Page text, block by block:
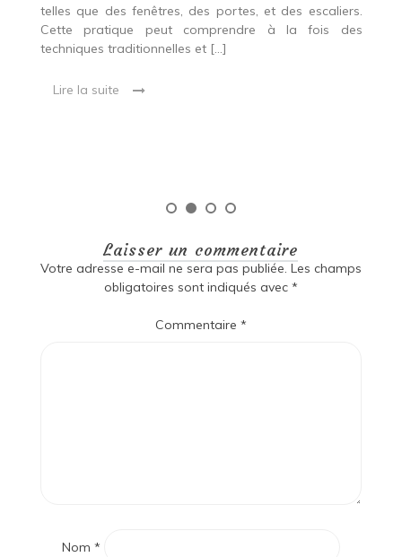
telles que des fenêtres, des portes, et des escaliers.
Cette pratique peut comprendre à la fois des
techniques traditionnelles et […]
Lire la suite
Laisser un commentaire
Votre adresse e-mail ne sera pas publiée. Les champs
obligatoires sont indiqués avec *
Commentaire *
Nom *